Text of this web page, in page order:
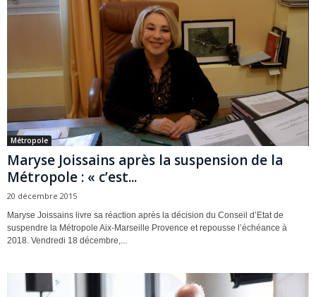
Métropole
Maryse Joissains après la suspension de la
Métropole : « c’est...
20 décembre 2015
Maryse Joissains livre sa réaction après la décision du Conseil d’Etat de
suspendre la Métropole Aix-Marseille Provence et repousse l’échéance à
2018. Vendredi 18 décembre,...